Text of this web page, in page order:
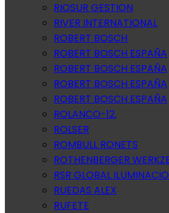
RIOSUR GESTION
RIVER INTERNATIONAL
ROBERT BOSCH
ROBERT BOSCH ESPAÑA
ROBERT BOSCH ESPAÑA
ROBERT BOSCH ESPAÑA
ROBERT BOSCH ESPAÑA
ROLANCO-12.
ROLSER
ROMBULL RONETS
ROTHENBERGER
RSR GLOBAL
RUEDAS ALEX
RUFETE